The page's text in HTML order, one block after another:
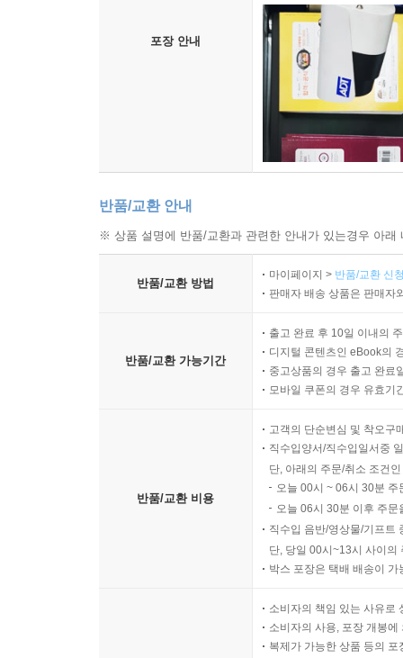
포장 안내
반품/교환 안내
※ 상품 설명에 반품/교환과 관련한 안내가 있는경우 아
반품/교환 방법
마이페이지 > 반품/교환 신
판매자 배송 상품은 판매자
반품/교환 가능기간
출고 완료 후 10일 이내의
디지털 콘텐츠인 eBook의
중고상품의 경우 출고 완료
모바일 쿠폰의 경우 유효기
반품/교환 비용
고객의 단순변심 및 착오구
직수입양서/직수입일서중
단, 아래의 주문/취소 조건
오늘 00시 ~ 06시 30분
오늘 06시 30분 이후 주
직수입 음반/영상물/기프트
단, 당일 00시~13시 사이의
박스 포장은 택배 배송이
소비자의 책임 있는 사유로
소비자의 사용, 포장 개봉
복제가 가능한 상품 등의